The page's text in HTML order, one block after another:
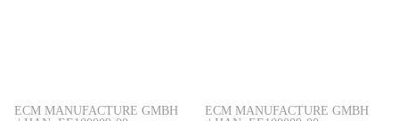
ECM MANUFACTURE GMBH
ECM MANUFACTURE GMBH